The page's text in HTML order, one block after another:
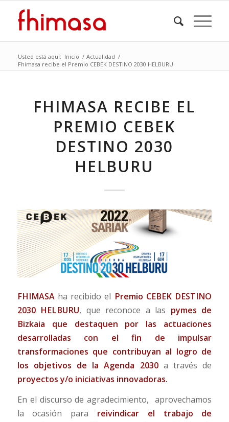
Usted está aquí: Inicio / Actualidad /
Fhimasa recibe el Premio CEBEK DESTINO 2030 HELBURU
FHIMASA RECIBE EL
PREMIO CEBEK
DESTINO 2030
HELBURU
FHIMASAha recibido el Premio CEBEK DESTINO
2030 HELBURU, que reconoce a las pymes de
Bizkaia que destaquen por las actuaciones
desarrolladas con el fin de impulsar
transformaciones que contribuyan al logro de
los objetivos de la Agenda 2030a través de
proyectos y/o iniciativas innovadoras.
En el discurso de agradecimiento, aprovechamos
la ocasión para reivindicar el trabajo de